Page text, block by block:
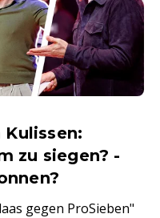
zu siegen? -
gegen ProSieben"